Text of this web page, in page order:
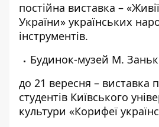
постійна виставка –
України» українських
інструментів.
Будинок-музей М.
до 21 вересня – виставка
студентів Київського
культури «Корифеї